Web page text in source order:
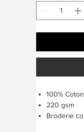
100% Coton
220 gsm
Broderie